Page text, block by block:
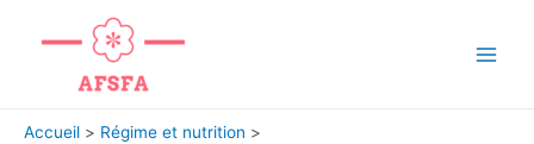
Accueil
Régime et nutrition